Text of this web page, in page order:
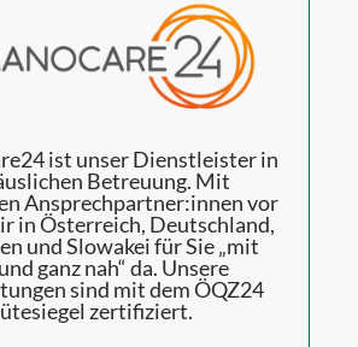
ist unser Dienstleister in
Betreuung. Mit
Ansprechpartner:innen vor
in Österreich, Deutschland,
und Slowakei für Sie „mit
ganz nah“ da. Unsere
sind mit dem ÖQZ24
zertifiziert.